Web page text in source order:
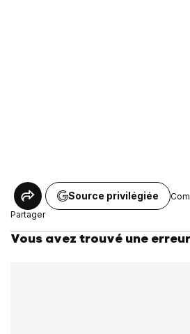
Partager
Source privilégiée
Vous avez trouvé une